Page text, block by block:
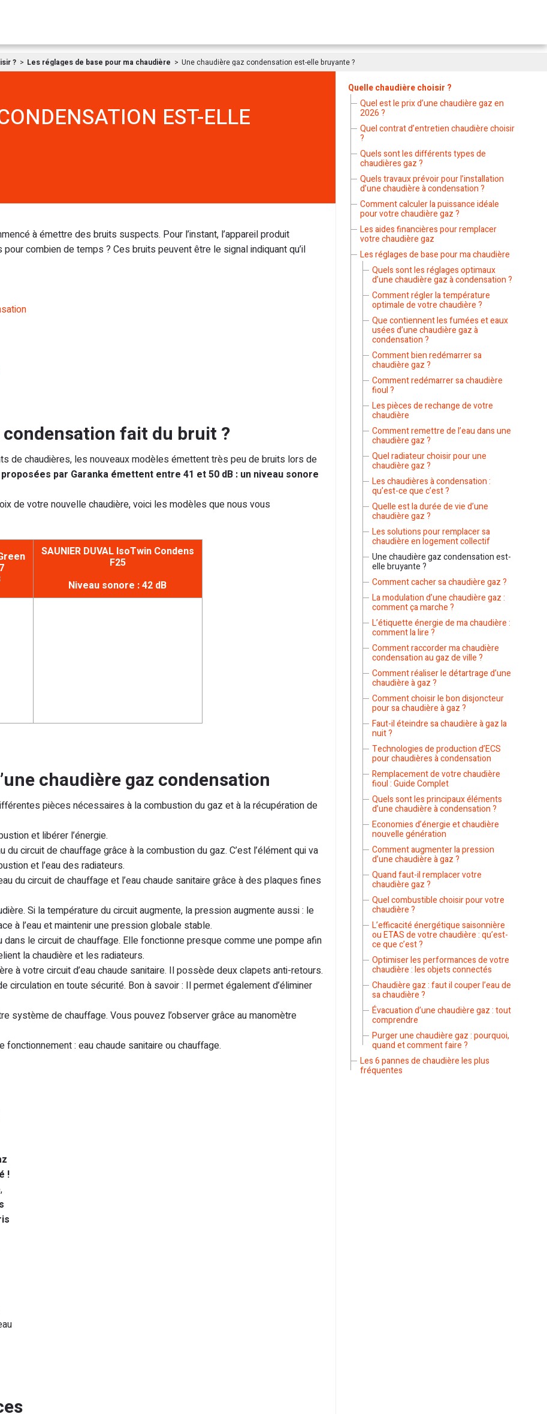
? Les réglages de base pour ma chaudière Une chaudière gaz condensation est-elle bruyante ?
EST-ELLE
à émettre des bruits suspects. Pour l’instant, l’appareil produit
combien de temps ? Ces bruits peuvent être le signal indiquant qu’il
fait du bruit ?
de chaudières, les nouveaux modèles émettent très peu de bruits lors de
par Garanka émettent entre 41 et 50 dB : un niveau sonore
de votre nouvelle chaudière, voici les modèles que nous vous
SAUNIER DUVAL IsoTwin Condens
F25
Niveau sonore : 42 dB
chaudière gaz condensation
pièces nécessaires à la combustion du gaz et à la récupération de
et libérer l’énergie.
du circuit de chauffage grâce à la combustion du gaz. C’est l’élément qui va
et l’eau des radiateurs.
du circuit de chauffage et l’eau chaude sanitaire grâce à des plaques fines
Si la température du circuit augmente, la pression augmente aussi : le
à l’eau et maintenir une pression globale stable.
dans le circuit de chauffage. Elle fonctionne presque comme une pompe afin
la chaudière et les radiateurs.
à votre circuit d’eau chaude sanitaire. Il possède deux clapets anti-retours.
en toute sécurité. Bon à savoir : Il permet également d’éliminer
système de chauffage. Vous pouvez l’observer grâce au manomètre
: eau chaude sanitaire ou chauffage.
!
Quelle chaudière choisir ?
Quel est le prix d’une chaudière gaz en
2026 ?
Quel contrat d’entretien chaudière choisir
?
Quels sont les différents types de
chaudières gaz ?
Quels travaux prévoir pour l’installation
d’une chaudière à condensation ?
Comment calculer la puissance idéale
pour votre chaudière gaz ?
Les aides financières pour remplacer
votre chaudière gaz
Les réglages de base pour ma chaudière
Quels sont les réglages optimaux
d’une chaudière gaz à condensation ?
Comment régler la température
optimale de votre chaudière ?
Que contiennent les fumées et eaux
usées d’une chaudière gaz à
condensation ?
Comment bien redémarrer sa
chaudière gaz ?
Comment redémarrer sa chaudière
fioul ?
Les pièces de rechange de votre
chaudière
Comment remettre de l’eau dans une
chaudière gaz ?
Quel radiateur choisir pour une
chaudière gaz ?
Les chaudières à condensation :
qu’est-ce que c’est ?
Quelle est la durée de vie d’une
chaudière gaz ?
Les solutions pour remplacer sa
chaudière en logement collectif
Une chaudière gaz condensation est-
elle bruyante ?
Comment cacher sa chaudière gaz ?
La modulation d’une chaudière gaz :
comment ça marche ?
L’étiquette énergie de ma chaudière :
comment la lire ?
Comment raccorder ma chaudière
condensation au gaz de ville ?
Comment réaliser le détartrage d’une
chaudière à gaz ?
Comment choisir le bon disjoncteur
pour sa chaudière à gaz ?
Faut-il éteindre sa chaudière à gaz la
nuit ?
Technologies de production d’ECS
pour chaudières à condensation
Remplacement de votre chaudière
fioul : Guide Complet
Quels sont les principaux éléments
d’une chaudière à condensation ?
Economies d’énergie et chaudière
nouvelle génération
Comment augmenter la pression
d’une chaudière à gaz ?
Quand faut-il remplacer votre
chaudière gaz ?
Quel combustible choisir pour votre
chaudière ?
L’efficacité énergétique saisonnière
ou ETAS de votre chaudière : qu’est-
ce que c’est ?
Optimiser les performances de votre
chaudière : les objets connectés
Chaudière gaz : faut il couper l’eau de
sa chaudière ?
Évacuation d’une chaudière gaz : tout
comprendre
Purger une chaudière gaz : pourquoi,
quand et comment faire ?
Les 6 pannes de chaudière les plus
fréquentes